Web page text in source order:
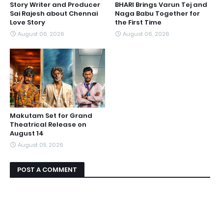
Story Writer and Producer
Sai Rajesh about Chennai
Love Story
August 06, 2026
BHARI Brings Varun Tej and
Naga Babu Together for
the First Time
August 06, 2026
Makutam Set for Grand
Theatrical Release on
August 14
August 05, 2026
POST A COMMENT